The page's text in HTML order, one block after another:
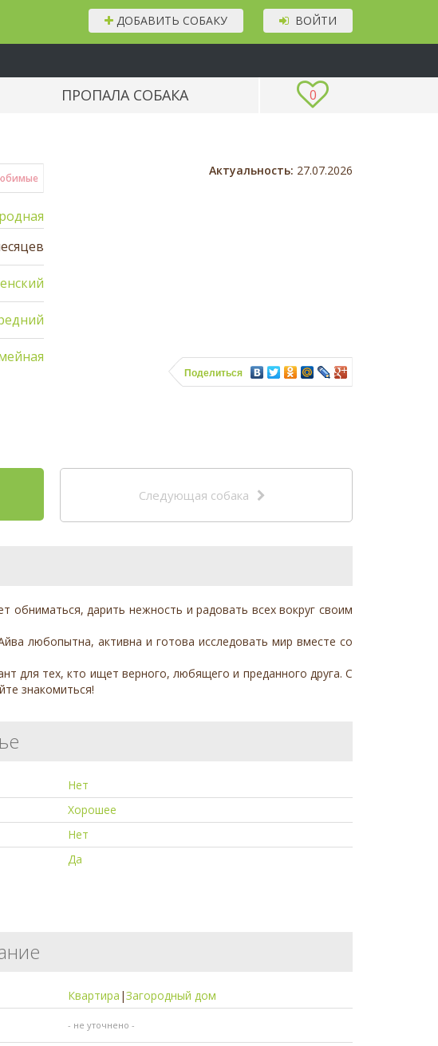
ВОЙТИ
ДОБАВИТЬ СОБАКУ
0
ПРОПАЛА СОБАКА
Актуальность: 27.07.2026
Поделиться
Следующая собака
дарить нежность и радовать всех вокруг своим
любопытна, активна и готова исследовать мир вместе со
для тех, кто ищет верного, любящего и преданного друга. С
знакомиться!
Нет
Хорошее
Нет
Да
Квартира |Загородный дом
- не уточнено -